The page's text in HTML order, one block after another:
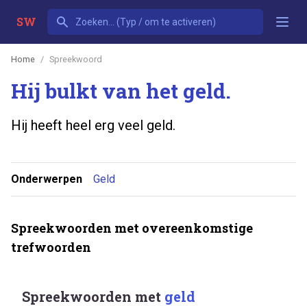
SW
Home Spreekwoord
Hij bulkt van het geld.
Hij heeft heel erg veel geld.
Onderwerpen Geld
Spreekwoorden met overeenkomstige
trefwoorden
Spreekwoorden met geld